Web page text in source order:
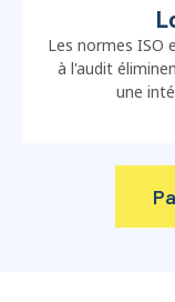
Les normes ISO
à l'audit
une